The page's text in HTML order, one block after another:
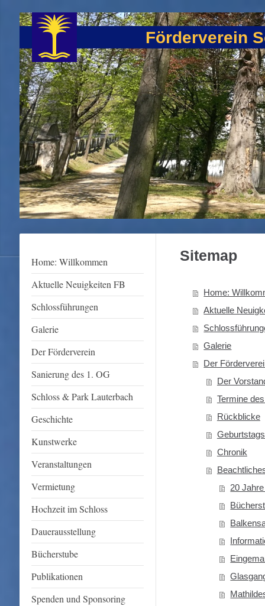
Förderverein
Home: Willkommen
Aktuelle Neuigkeiten FB
Schlossführungen
Galerie
Der Förderverein
Sanierung des 1. OG
Schloss & Park Lauterbach
Geschichte
Kunstwerke
Veranstaltungen
Vermietung
Hochzeit im Schloss
Dauerausstellung
Bücherstube
Publikationen
Spenden und Sponsoring
Sitemap
Home:
Aktuelle
Galerie
Der
Der
Termine
Rückblicke
Chronik
20